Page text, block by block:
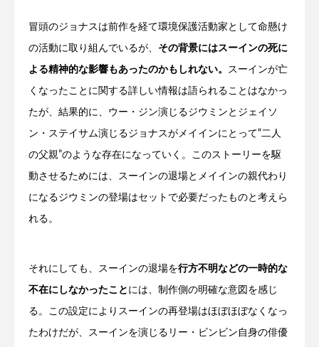
冒頭のジョナスは前作を経て環境保護活動家として命懸け
の活動に取り組んでいるが、 その背景にはスーインの死に
よる精神的な影響もあったのかもしれない。 スーインが亡
くなったことに関する詳しい情報は語られることはなかっ
たが、結果的に、ウー・ジン演じるジウミンとジェイソ
ン・ステイサム演じるジョナスがメイインにとって“二人
の父親”のような存在になっていく。このストーリーを駆
動させるためには、スーインの退場とメイインの親代わり
になるジウミンの登場はセットで必要だったものと考えら
れる。
それにしても、スーインの退場を行方不明などの一時的な
不在にしなかったこと には、制作側の明確な意図を感じ
る。この設定によりスーインの再登場はほぼほぼなくなっ
たわけだが、スーインを演じるリー・ビンビン自身の俳優